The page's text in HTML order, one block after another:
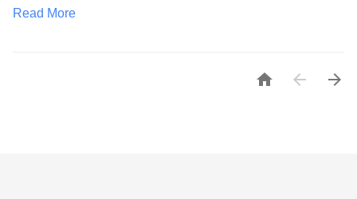
Read More
  